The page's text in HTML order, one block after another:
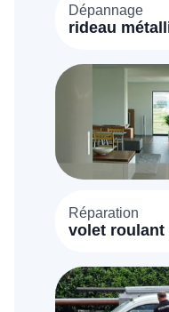
Dépannage
rideau
Réparation
volet roulant